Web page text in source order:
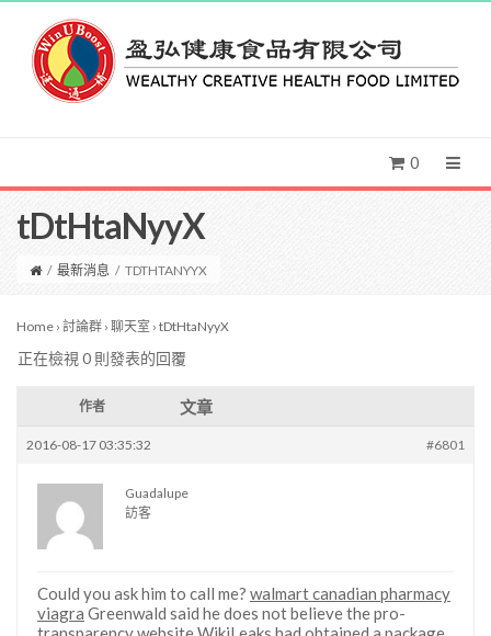
0
tDtHtaNyyX
/ 最新消息 / TDTHTANYYX
Home › 討論群 › 聊天室 › tDtHtaNyyX
正在檢視 0 則發表的回覆
作者 文章
2016-08-17 03:35:32 #6801
Guadalupe
訪客
Could you ask him to call me? walmart canadian pharmacy
viagra Greenwald said he does not believe the pro-